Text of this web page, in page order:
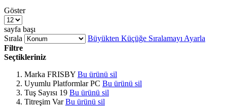
Göster
sayfa başı
Sırala
Büyükten Küçüğe Sıralamayı Ayarla
Filtre
Seçtikleriniz
Marka FRISBY Bu ürünü sil
Uyumlu Platformlar PC Bu ürünü sil
Tuş Sayısı 19 Bu ürünü sil
Titreşim Var Bu ürünü sil